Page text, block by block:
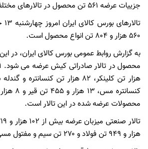
جزییات عرضه ۵۶۱ تن محصول در تالارهای مختلف بورس کالا
۵۶۰ هزار و ۸۰۴ تن انواع محصول است.
محصولات عرضه شده در این تالار است.
هزار و ۹۴۹ تن فولاد و ۲۷۰ تن سیم و مفتول مسی است.